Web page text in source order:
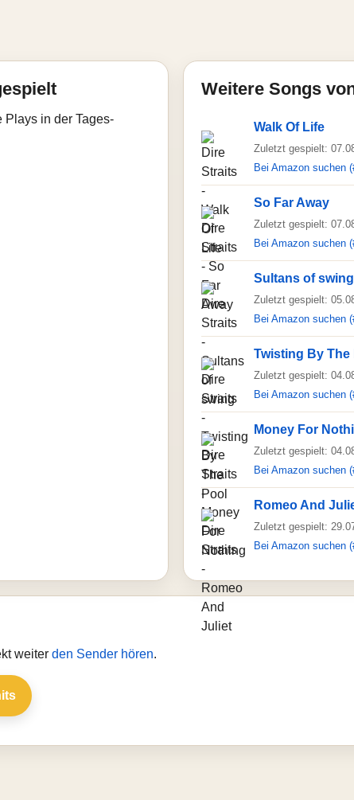
Plays in der Tages-
Weitere Songs
Walk Of Life
Zuletzt gespielt:
Bei Amazon suchen
So Far Away
Zuletzt gespielt:
Bei Amazon suchen
Sultans of swing
Zuletzt gespielt:
Bei Amazon suchen
Twisting By The
Zuletzt gespielt:
Bei Amazon suchen
Money For
Zuletzt gespielt:
Bei Amazon suchen
Romeo And
Zuletzt gespielt:
Bei Amazon suchen
weiter den Sender hören.